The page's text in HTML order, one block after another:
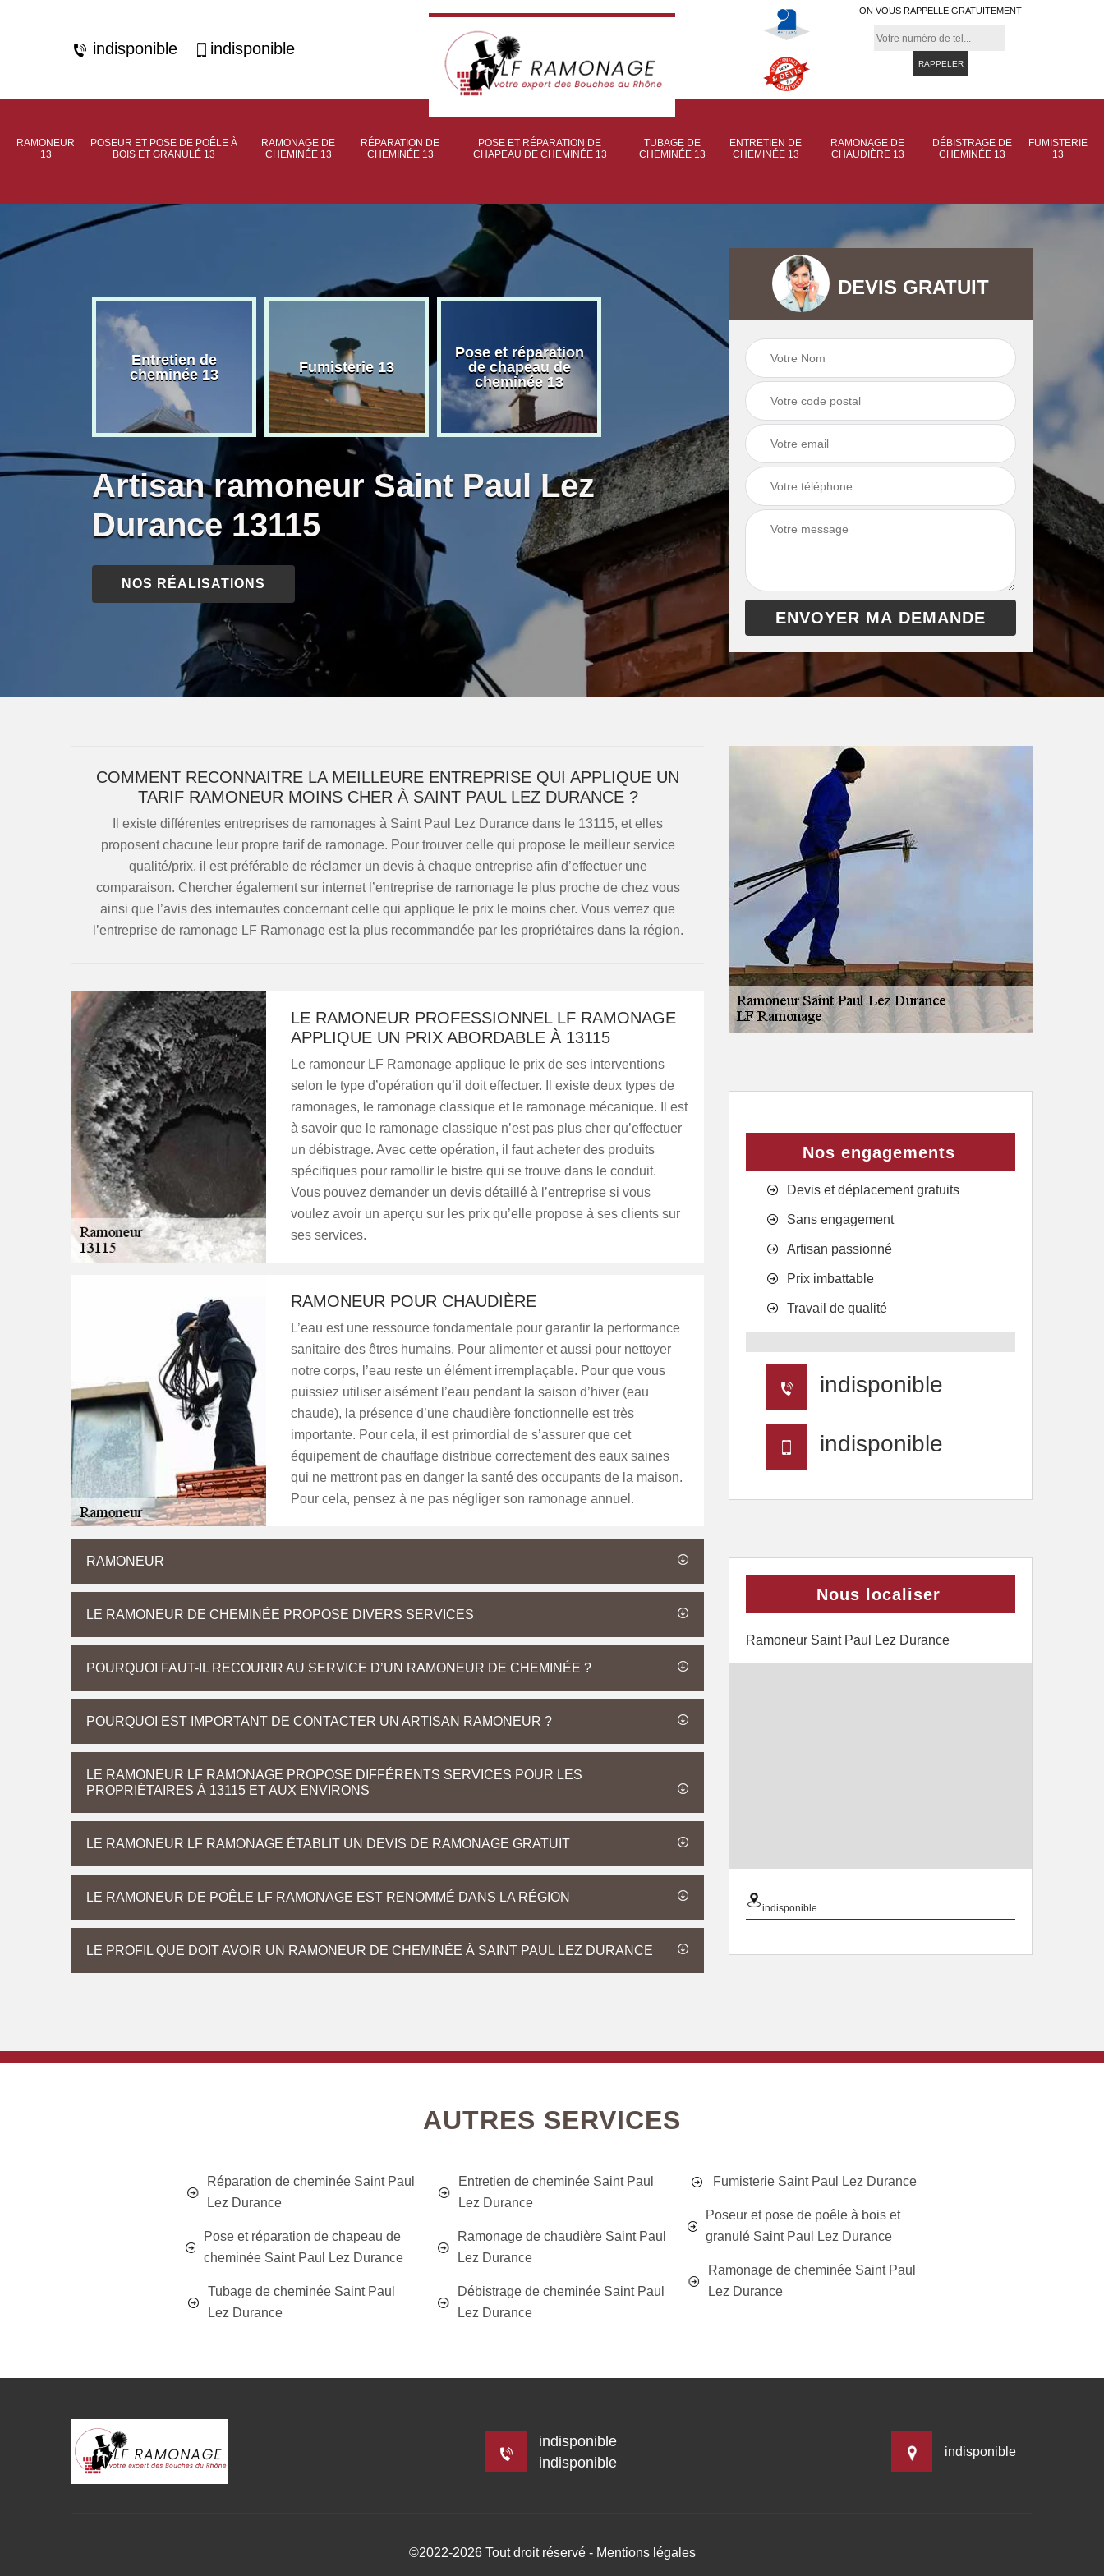
indisponible indisponible
ON VOUS RAPPELLE GRATUITEMENT
RAMONEUR
13
POSEUR ET POSE DE POÊLE À
BOIS ET GRANULÉ 13
RAMONAGE DE
CHEMINÉE 13
RÉPARATION DE
CHEMINÉE 13
POSE ET RÉPARATION DE
CHAPEAU DE CHEMINÉE 13
TUBAGE DE
CHEMINÉE 13
ENTRETIEN DE
CHEMINÉE 13
RAMONAGE DE
CHAUDIÈRE 13
DÉBISTRAGE DE
CHEMINÉE 13
FUMISTERIE
13
Entretien de
cheminée 13
Fumisterie 13
Pose et réparation
de chapeau de
cheminée 13
Poseur et pose de
Ramonage de
chaudière 13
Ramonage de
cheminée 13
Artisan ramoneur Saint Paul Lez
Durance 13115
NOS RÉALISATIONS
DEVIS GRATUIT
COMMENT RECONNAITRE LA MEILLEURE ENTREPRISE QUI APPLIQUE UN
TARIF RAMONEUR MOINS CHER À SAINT PAUL LEZ DURANCE ?
Il existe différentes entreprises de ramonages à Saint Paul Lez Durance dans le 13115, et elles
proposent chacune leur propre tarif de ramonage. Pour trouver celle qui propose le meilleur service
qualité/prix, il est préférable de réclamer un devis à chaque entreprise afin d’effectuer une
comparaison. Chercher également sur internet l’entreprise de ramonage le plus proche de chez vous
ainsi que l’avis des internautes concernant celle qui applique le prix le moins cher. Vous verrez que
l’entreprise de ramonage LF Ramonage est la plus recommandée par les propriétaires dans la région.
LE RAMONEUR PROFESSIONNEL LF RAMONAGE
APPLIQUE UN PRIX ABORDABLE À 13115
Le ramoneur LF Ramonage applique le prix de ses interventions
selon le type d’opération qu’il doit effectuer. Il existe deux types de
ramonages, le ramonage classique et le ramonage mécanique. Il est
à savoir que le ramonage classique n’est pas plus cher qu’effectuer
un débistrage. Avec cette opération, il faut acheter des produits
spécifiques pour ramollir le bistre qui se trouve dans le conduit.
Vous pouvez demander un devis détaillé à l’entreprise si vous
voulez avoir un aperçu sur les prix qu’elle propose à ses clients sur
ses services.
RAMONEUR POUR CHAUDIÈRE
L’eau est une ressource fondamentale pour garantir la performance
sanitaire des êtres humains. Pour alimenter et aussi pour nettoyer
notre corps, l’eau reste un élément irremplaçable. Pour que vous
puissiez utiliser aisément l’eau pendant la saison d’hiver (eau
chaude), la présence d’une chaudière fonctionnelle est très
importante. Pour cela, il est primordial de s’assurer que cet
équipement de chauffage distribue correctement des eaux saines
qui ne mettront pas en danger la santé des occupants de la maison.
Pour cela, pensez à ne pas négliger son ramonage annuel.
RAMONEUR
LE RAMONEUR DE CHEMINÉE PROPOSE DIVERS SERVICES
POURQUOI FAUT-IL RECOURIR AU SERVICE D’UN RAMONEUR DE CHEMINÉE ?
POURQUOI EST IMPORTANT DE CONTACTER UN ARTISAN RAMONEUR ?
LE RAMONEUR LF RAMONAGE PROPOSE DIFFÉRENTS SERVICES POUR LES
PROPRIÉTAIRES À 13115 ET AUX ENVIRONS
LE RAMONEUR LF RAMONAGE ÉTABLIT UN DEVIS DE RAMONAGE GRATUIT
LE RAMONEUR DE POÊLE LF RAMONAGE EST RENOMMÉ DANS LA RÉGION
LE PROFIL QUE DOIT AVOIR UN RAMONEUR DE CHEMINÉE À SAINT PAUL LEZ DURANCE
Nos engagements
Devis et déplacement gratuits
Sans engagement
Artisan passionné
Prix imbattable
Travail de qualité
indisponible
indisponible
Nous localiser
Ramoneur Saint Paul Lez Durance
indisponible
AUTRES SERVICES
Réparation de cheminée Saint Paul
Lez Durance
Pose et réparation de chapeau de
cheminée Saint Paul Lez Durance
Tubage de cheminée Saint Paul
Lez Durance
Entretien de cheminée Saint Paul
Lez Durance
Ramonage de chaudière Saint Paul
Lez Durance
Débistrage de cheminée Saint Paul
Lez Durance
Fumisterie Saint Paul Lez Durance
Poseur et pose de poêle à bois et
granulé Saint Paul Lez Durance
Ramonage de cheminée Saint Paul
Lez Durance
indisponible
indisponible
indisponible
©2022-2026 Tout droit réservé - Mentions légales